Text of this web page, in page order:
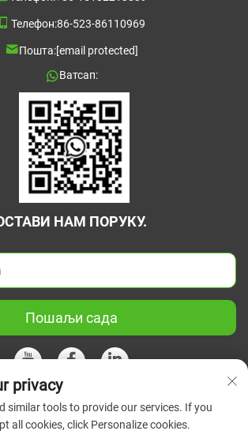
Телефон:86-523-86110969
Пошта:[email protected]
Ватсап:
НАМ ПОРУКУ.
Пошаљи сада
2026 Кина Јиангсу Зелени Унион Научни
privacy
similar tools to provide our services. If you
all cookies, click Personalize cookies.